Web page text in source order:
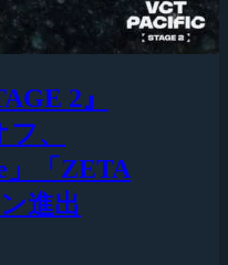
2』
、
」「ZETA
進出